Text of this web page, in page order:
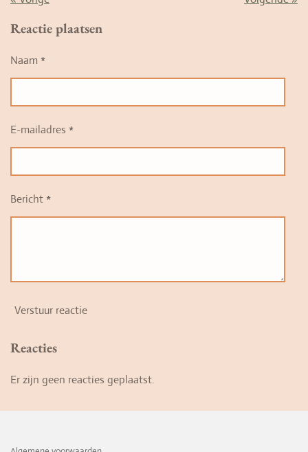
Reactie plaatsen
Naam *
E-mailadres *
Bericht *
Verstuur reactie
Reacties
Er zijn geen reacties geplaatst.